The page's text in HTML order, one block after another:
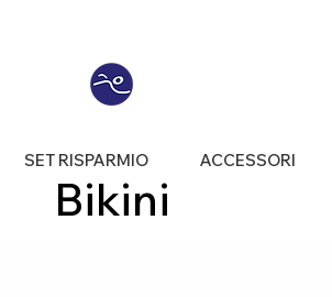
SET RISPARMIO ACCESSORI
Bikini